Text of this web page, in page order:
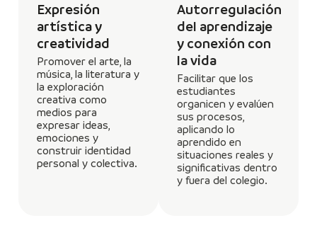
Expresión
artística y
creatividad
Promover el arte, la
música, la literatura y
la exploración
creativa como
medios para
expresar ideas,
emociones y
construir identidad
personal y colectiva.
Autorregulación
del aprendizaje
y conexión con
la vida
Facilitar que los
estudiantes
organicen y evalúen
sus procesos,
aplicando lo
aprendido en
situaciones reales y
significativas dentro
y fuera del colegio.